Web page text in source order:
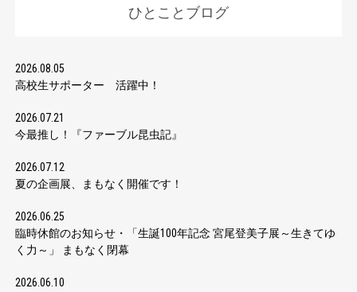
ひとことブログ
2026.08.05
高校生サポーター 活躍中！
2026.07.21
今最推し！『ファーブル昆虫記』
2026.07.12
夏の企画展、まもなく開催です！
2026.06.25
臨時休館のお知らせ・「生誕100年記念 宮尾登美子展～生きてゆ
く力～」 まもなく閉幕
2026.06.10